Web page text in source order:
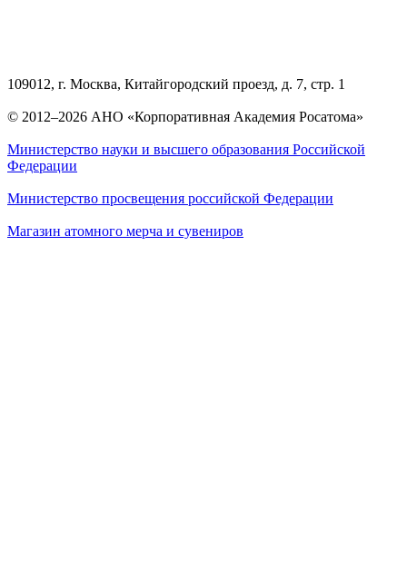
109012, г. Москва, Китайгородский проезд, д. 7, стр. 1
© 2012–2026 АНО «Корпоративная Академия Росатома»
Министерство науки и высшего образования Российской
Федерации
Министерство просвещения российской Федерации
Магазин атомного мерча и сувениров